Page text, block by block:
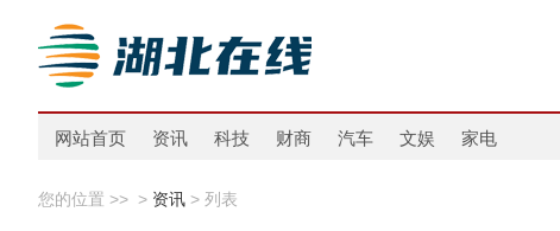
网站首页 资讯 科技 财商 汽车 文娱 家电
您的位置 >> > 资讯 > 列表